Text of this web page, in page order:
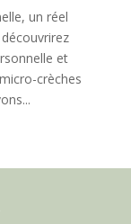
un réel
et
crèches